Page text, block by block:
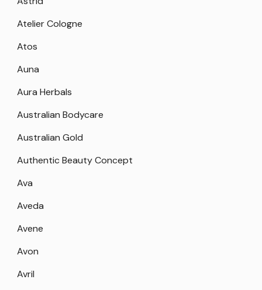
Atelier Cologne
Atos
Auna
Aura Herbals
Australian Bodycare
Australian Gold
Authentic Beauty Concept
Ava
Aveda
Avene
Avon
Avril